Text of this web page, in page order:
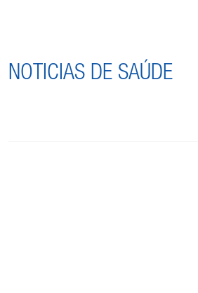
NOTICIAS DE SAÚDE